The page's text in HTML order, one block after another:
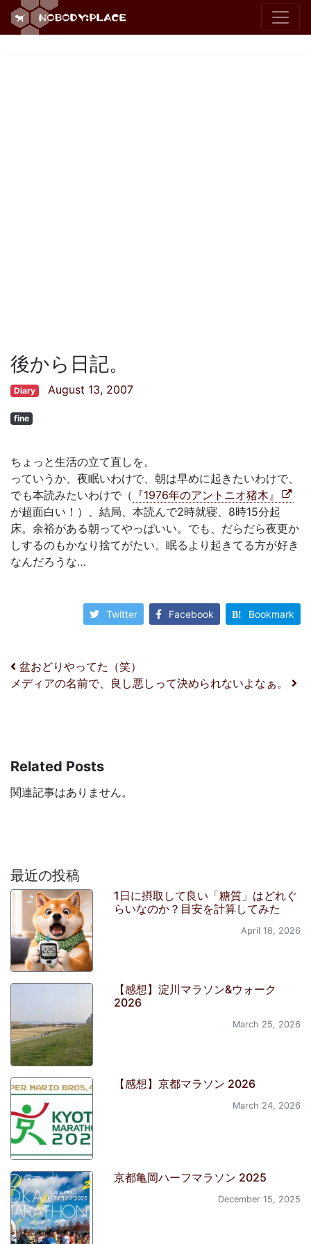
後から日記。
Diary August 13, 2007
fine
ちょっと生活の立て直しを。
っていうか、夜眠いわけで、朝は早めに起きたいわけで、
でも本読みたいわけで（ 『1976年のアントニオ猪木』
が超面白い！）、結局、本読んで2時就寝、8時15分起
床。余裕がある朝ってやっぱいい。でも、だらだら夜更か
しするのもかなり捨てがたい。眠るより起きてる方が好き
なんだろうな…
Twitter Facebook Bookmark
投稿ナビゲーション
盆おどりやってた（笑）
メディアの名前で、良し悪しって決められないよなぁ。
Related Posts
関連記事はありません。
最近の投稿
1日に摂取して良い「糖質」はどれぐ
らいなのか？目安を計算してみた
April 18, 2026
【感想】淀川マラソン&ウォーク
2026
March 25, 2026
【感想】京都マラソン 2026
March 24, 2026
京都亀岡ハーフマラソン 2025
December 15, 2025